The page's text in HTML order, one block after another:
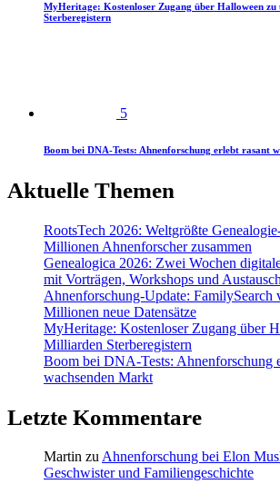
MyHeritage: Kostenloser Zugang über Halloween
Sterberegistern
5
Boom bei DNA-Tests: Ahnenforschung erlebt rasant
Aktuelle Themen
RootsTech 2026: Weltgrößte
Millionen Ahnenforscher zusammen
Genealogica 2026: Zwei Wochen
mit Vorträgen, Workshops und Austausch
Ahnenforschung-Update: FamilySearch
Millionen neue Datensätze
MyHeritage: Kostenloser Zugang über
Milliarden Sterberegistern
Boom bei DNA-Tests: Ahnenforschung
wachsenden Markt
Letzte Kommentare
Martin zu Ahnenforschung bei Elon
Geschwister und Familiengeschichte